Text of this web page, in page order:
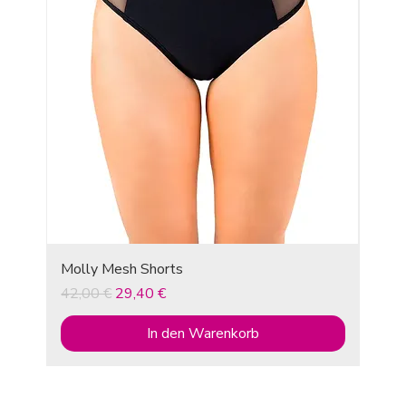
Molly Mesh Shorts
Standardpreis
42,00 € Sale-Preis
29,40 €
In den Warenkorb